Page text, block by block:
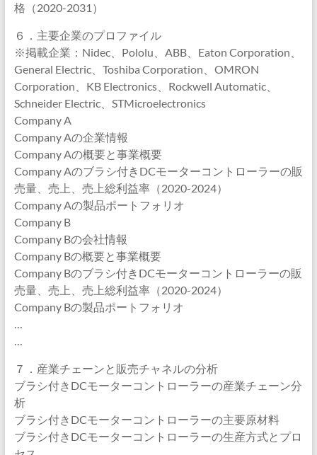
格（2020-2031）
６．主要企業のプロファイル
※掲載企業：Nidec、Pololu、ABB、Eaton Corporation、
General Electric、Toshiba Corporation、OMRON
Corporation、KB Electronics、Rockwell Automatic、
Schneider Electric、STMicroelectronics
Company A
Company Aの企業情報
Company Aの概要と事業概要
Company Aのブラシ付きDCモーターコントローラーの販
売量、売上、売上総利益率（2020-2024）
Company Aの製品ポートフォリオ
Company B
Company Bの会社情報
Company Bの概要と事業概要
Company Bのブラシ付きDCモーターコントローラーの販
売量、売上、売上総利益率（2020-2024）
Company Bの製品ポートフォリオ
…
…
７．産業チェーンと販売チャネルの分析
ブラシ付きDCモーターコントローラーの産業チェーン分
析
ブラシ付きDCモーターコントローラーの主要原材料
ブラシ付きDCモーターコントローラーの生産方式とプロ